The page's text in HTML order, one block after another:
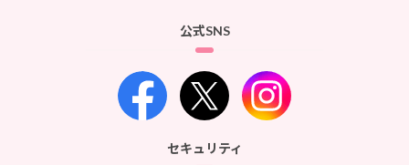
公式SNS
セキュリティ